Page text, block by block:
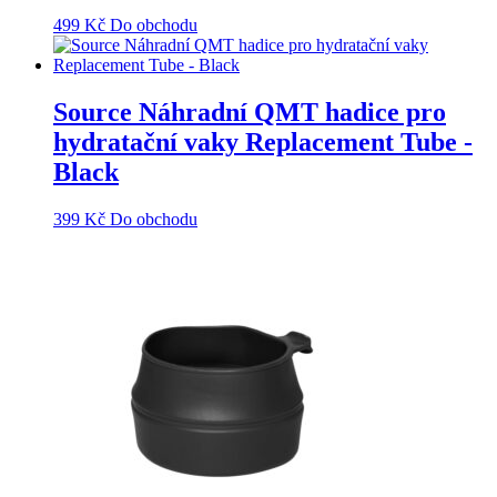
499 Kč Do obchodu
Source Náhradní QMT hadice pro
hydratační vaky Replacement Tube -
Black
399 Kč Do obchodu